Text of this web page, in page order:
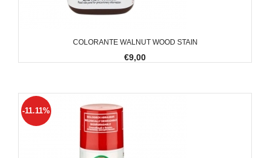
COLORANTE WALNUT WOOD STAIN
€9,00
-11.11%